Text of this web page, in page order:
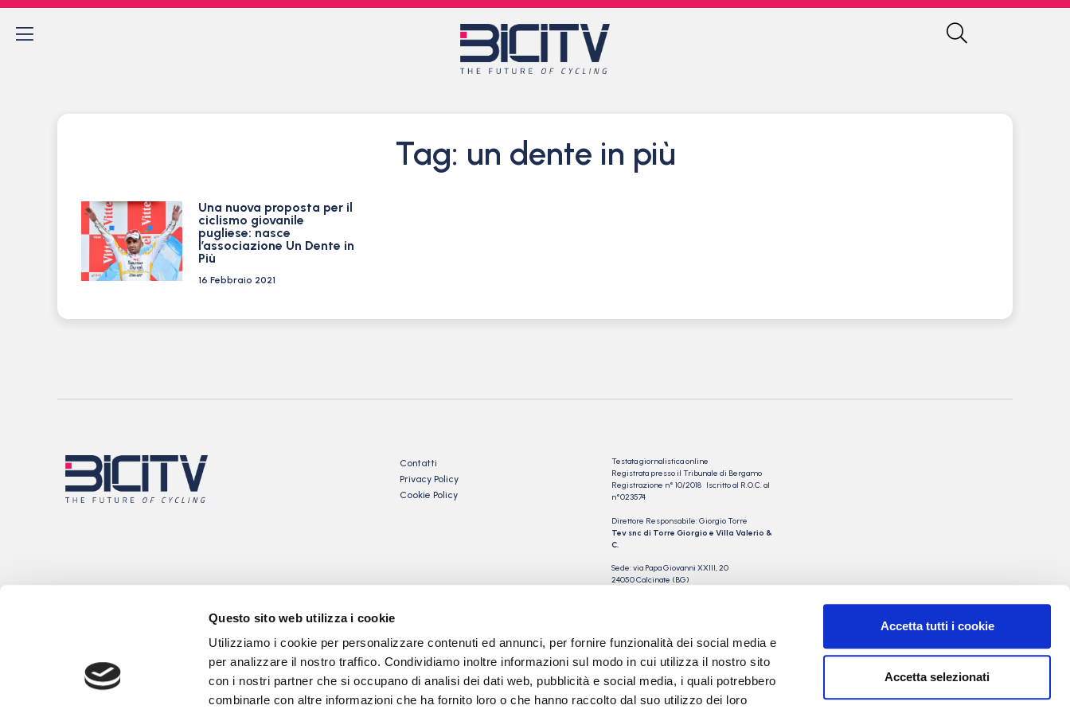
Questo sito web utilizza i cookie
Utilizziamo i cookie per personalizzare contenuti ed annunci, per fornire funzionalità dei social media e
per analizzare il nostro traffico. Condividiamo inoltre informazioni sul modo in cui utilizza il nostro sito
con i nostri partner che si occupano di analisi dei dati web, pubblicità e social media, i quali potrebbero
combinarle con altre informazioni che ha fornito loro o che hanno raccolto dal suo utilizzo dei loro
Accetta tutti i cookie
Accetta selezionati
Tag: un dente in più
Una nuova proposta per il
ciclismo giovanile
pugliese: nasce
l’associazione Un Dente in
Più
16 Febbraio 2021
Contatti
Privacy Policy
Cookie Policy
Testata giornalistica online
Registrata presso il Tribunale di Bergamo
Registrazione n° 10/2018 Iscritto al R.O.C. al
n°023574
Direttore Responsabile: Giorgio Torre
Tev snc di Torre Giorgio e Villa Valerio &
C.
Sede: via Papa Giovanni XXIII, 20
24050 Calcinate (BG)